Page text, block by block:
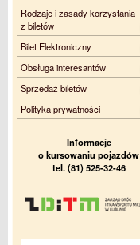
Rodzaje i zasady korzystania
z biletów
Bilet Elektroniczny
Obsługa interesantów
Sprzedaż biletów
Polityka prywatności
Informacje
o kursowaniu pojazdów
tel. (81) 525-32-46